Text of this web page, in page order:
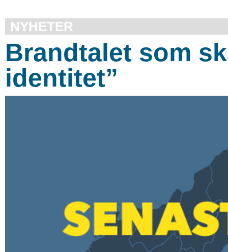
NYHETER
Brandtalet som
identitet”